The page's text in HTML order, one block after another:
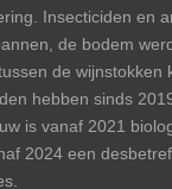
Insecticiden en
de bodem
de wijnstokken
hebben sinds
is vanaf 2021
2024 een